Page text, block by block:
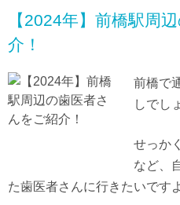
【2024年】前橋駅周
介！
前橋で
しでし
せっか
など、
た歯医者さんに行きたいです